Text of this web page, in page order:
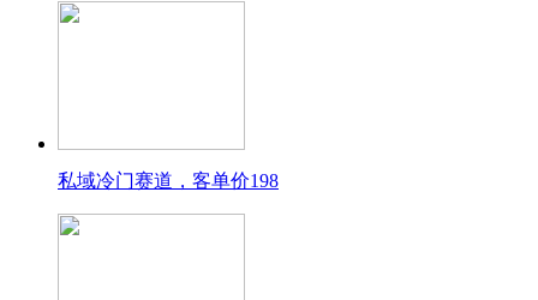
私域冷门赛道，客单价198